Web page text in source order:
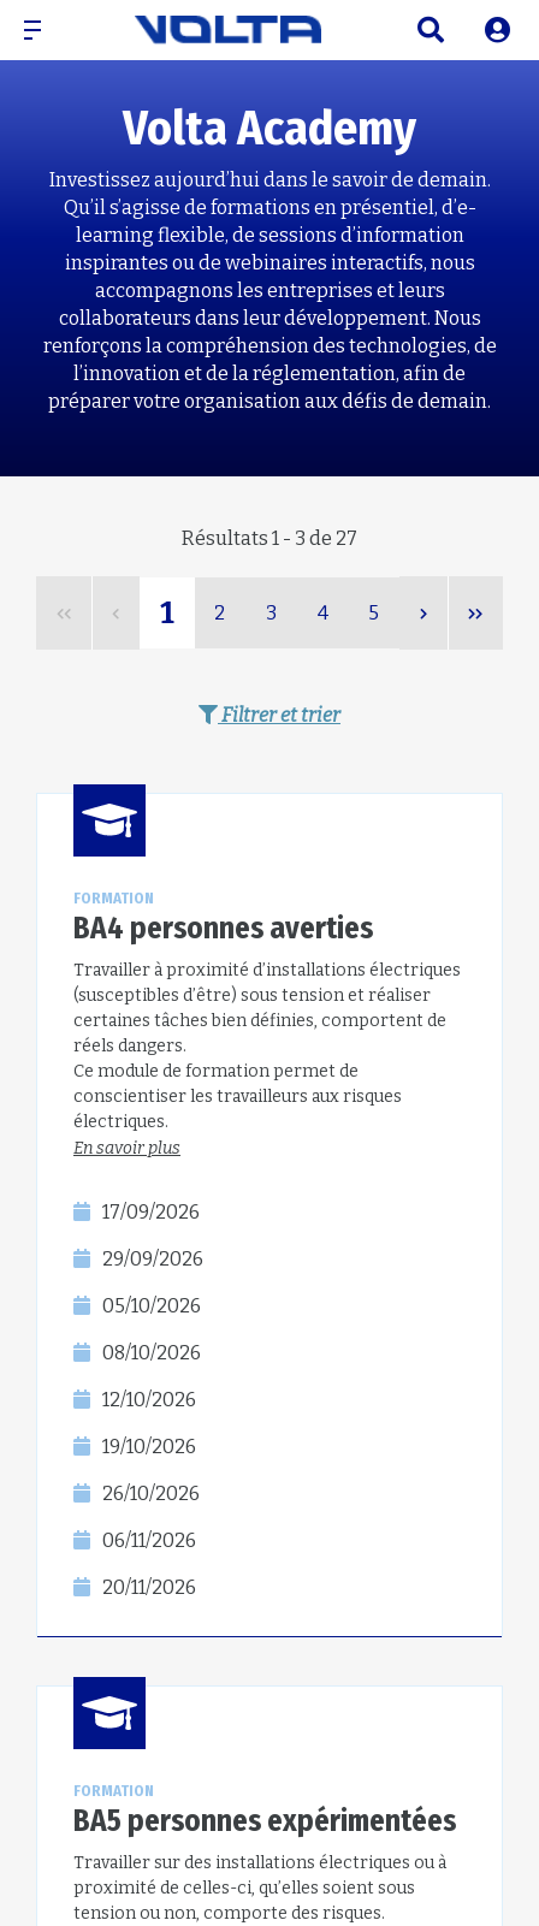
Volta Academy
Investissez aujourd’hui dans le savoir de demain.
Qu’il s’agisse de formations en présentiel, d’e-
learning flexible, de sessions d’information
inspirantes ou de webinaires interactifs, nous
accompagnons les entreprises et leurs
collaborateurs dans leur développement. Nous
renforçons la compréhension des technologies, de
l’innovation et de la réglementation, afin de
préparer votre organisation aux défis de demain.
Résultats 1 - 3 de 27
1 2 3 4 5
Filtrer et trier
FORMATION
BA4 personnes averties
Travailler à proximité d’installations électriques
(susceptibles d’être) sous tension et réaliser
certaines tâches bien définies, comportent de
réels dangers.
Ce module de formation permet de
conscientiser les travailleurs aux risques
électriques.
En savoir plus
17/09/2026
29/09/2026
05/10/2026
08/10/2026
12/10/2026
19/10/2026
26/10/2026
06/11/2026
20/11/2026
FORMATION
BA5 personnes expérimentées
Travailler sur des installations électriques ou à
proximité de celles-ci, qu’elles soient sous
tension ou non, comporte des risques.